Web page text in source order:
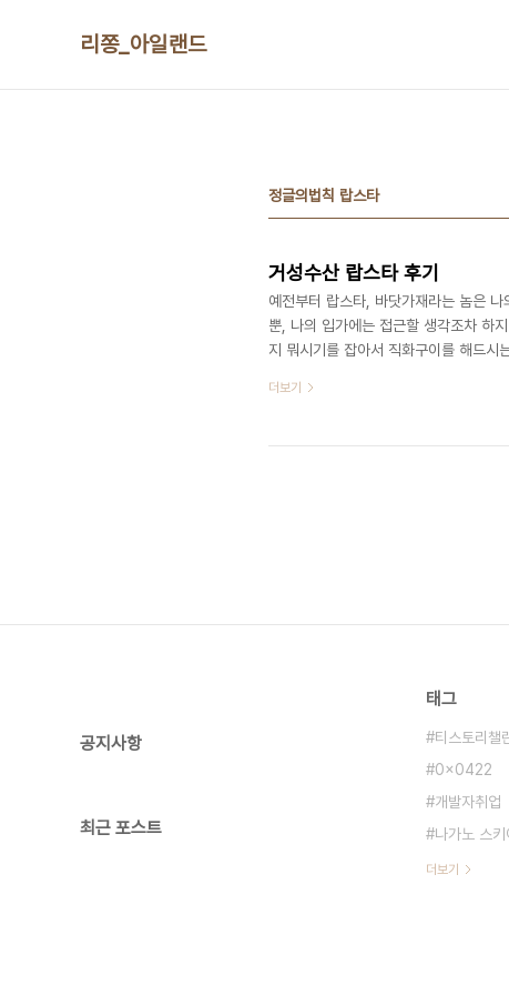
리쫑_아일랜드
정글의법칙 랍스타
거성수산 랍스타 후기
예전부터 랍스타, 바닷가재라는 놈은
뿐, 나의 입가에는 접근할 생각조차 하
지 뭐시기를 잡아서 직화구이를 해드시
'거성수산'이란곳을 찾았다. 명수형의
나온다.인천 연안부두에서 오는것으로
더보기
공지사항
최근 포스트
태그
티스토리챌
0x0422
개발자취업
나가노 스키
더보기